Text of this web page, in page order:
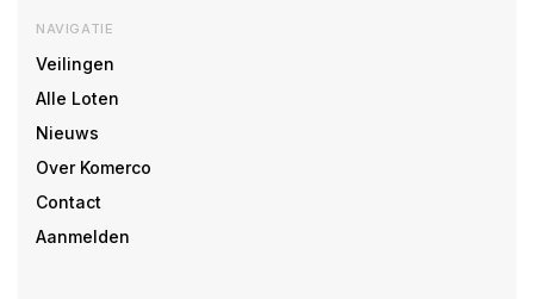
NAVIGATIE
Veilingen
Alle Loten
Nieuws
Over Komerco
Contact
Aanmelden